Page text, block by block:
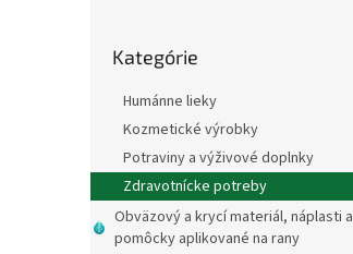
kategórie
Kategórie
Humánne lieky
Kozmetické výrobky
Potraviny a výživové doplnky
Zdravotnícke potreby
Obväzový a krycí materiál, náplasti a
pomôcky aplikované na rany